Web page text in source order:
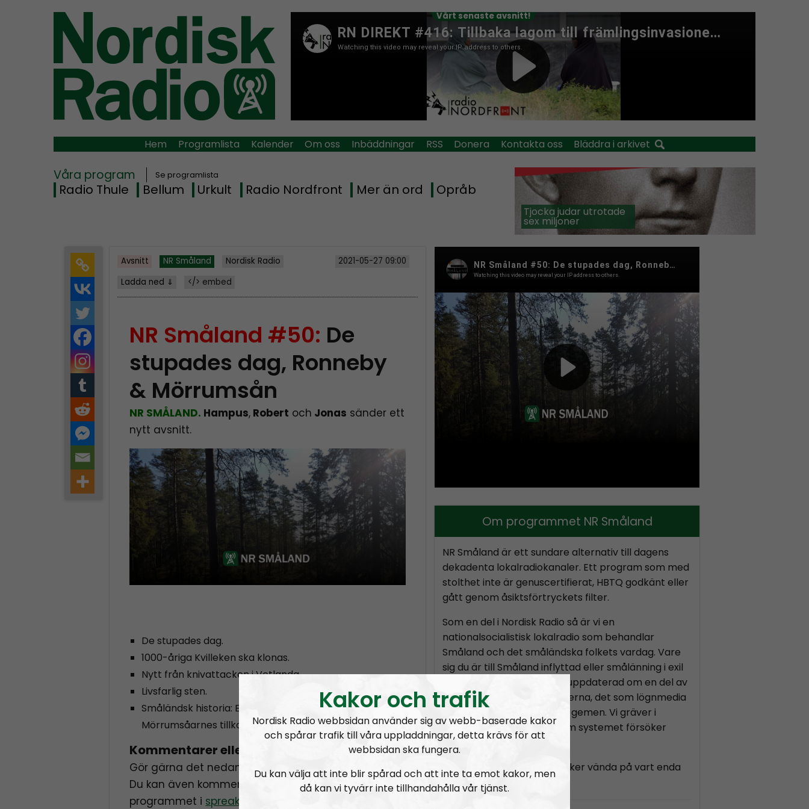
Vårt senaste avsnitt!
Hem Programlista Kalender Om oss Inbäddningar RSS Donera Kontakta oss Bläddra i arkivet
Våra program Se programlista
Radio Thule Bellum Urkult Radio Nordfront Mer än ord Opråb
Tjocka judar utrotade
sex miljoner
Avsnitt NR Småland Nordisk Radio
2021-05-27 09:00
Ladda ned ⇓
</> embed
NR Småland #50: De
stupades dag, Ronneby
& Mörrumsån
NR SMÅLAND. Hampus, Robert och Jonas sänder ett
nytt avsnitt.
De stupades dag.
1000-åriga Kvilleken ska klonas.
Nytt från knivattacken i Vetlanda.
Livsfarlig sten.
Småländsk historia: En sägen om Ronneby och
Mörrumsåarnes tillkomst.
Kommentarer eller tillägg?
Gör gärna det nedan i artikeln.
Du kan även kommentera och prenumerera på
programmet i spreaker.
Om programmet NR Småland
NR Småland är ett sundare alternativ till dagens
dekadenta lokalradiokanaler. Ett program som med
stolthet inte är genuscertifierat, HBTQ godkänt eller
gått genom åsiktsförtryckets filter.
Som en del i Nordisk Radio så är vi en
nationalsocialistisk lokalradio som behandlar
Småland och det småländska folkets vardag. Vare
sig du är till Småland inflyttad eller smålänning i exil
så kommer vi att hålla dig uppdaterad om en del av
händelserna bakom rubrikerna, det som lögnmedia
vill dölja för smålänningen i gemen. Vi gräver i
notiser för att finna det som systemet försöker
sopa under mattan.
Vi vänder inte blad, vi försöker vända på vart enda
blad.
Kakor och trafik
Nordisk Radio webbsidan använder sig av webb-baserade kakor
och spårar trafik till våra uppladdningar, detta krävs för att
webbsidan ska fungera.
Du kan välja att inte blir spårad och att inte ta emot kakor, men
då kan vi tyvärr inte tillhandahålla vår tjänst.